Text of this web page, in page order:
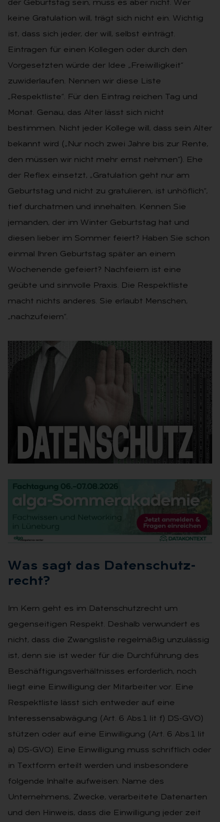
der Geburtstag sein, muss es aber nicht. Wer
keine Gratulation will, trägt sich nicht ein. Wichtig
ist, dass sich jeder, der will, selbst einträgt.
Eintragen für einen Kollegen oder durch den
Vorgesetzten würde der Idee „Freiwilligkeit“
zuwiderlaufen. Nennen wir diese Liste
„Respektliste“. Für den Eintrag reichen Tag und
Monat. Genau, das Alter lässt sich nicht
bestimmen. Nicht jeder Kollege will, dass sein Alter
bekannt wird („Nur noch zwei Jahre bis zur Rente,
den müssen wir nicht mehr ernst nehmen“). Ehe
der Reflex einsetzt, „Gratulation geht nur am
Geburtstag und nicht zu gratulieren, ist unhöflich“,
tief durchatmen und innehalten. Kennen Sie
jemanden, der im Winter Geburtstag hat und
diesen lieber im Sommer feiert? Haben Sie schon
einmal Ihren Geburtstag später an einem
Wochenende gefeiert? Nachfeiern ist eine
geübte und sinnvolle Praxis. Die Respektliste
macht nichts anderes. Sie erlaubt Menschen,
„nachzufeiern“.
Was sagt das Da­ten­schutz­
recht?
Im Kern geht es im Datenschutzrecht um
gegenseitigen Respekt. Deshalb verwundert es
nicht, dass die Zwangsliste regelmäßig unzulässig
ist, denn sie ist weder für die Durchführung des
Beschäftigungsverhältnisses erforderlich, noch
liegt eine Einwilligung der Mitarbeiter vor. Eine
Respektliste lässt sich entweder auf eine
Interessensabwägung (Art. 6 Abs.1 lit f) DS-GVO)
stützen oder auf eine Einwilligung (Art. 6 Abs.1 lit
a) DS-GVO). Eine Einwilligung muss schriftlich oder
in Textform erteilt werden und insbesondere
folgende Inhalte aufweisen: Name des
Unternehmens, Zwecke, verarbeitete Datenarten
und den Hinweis, dass die Einwilligung jeder zeit